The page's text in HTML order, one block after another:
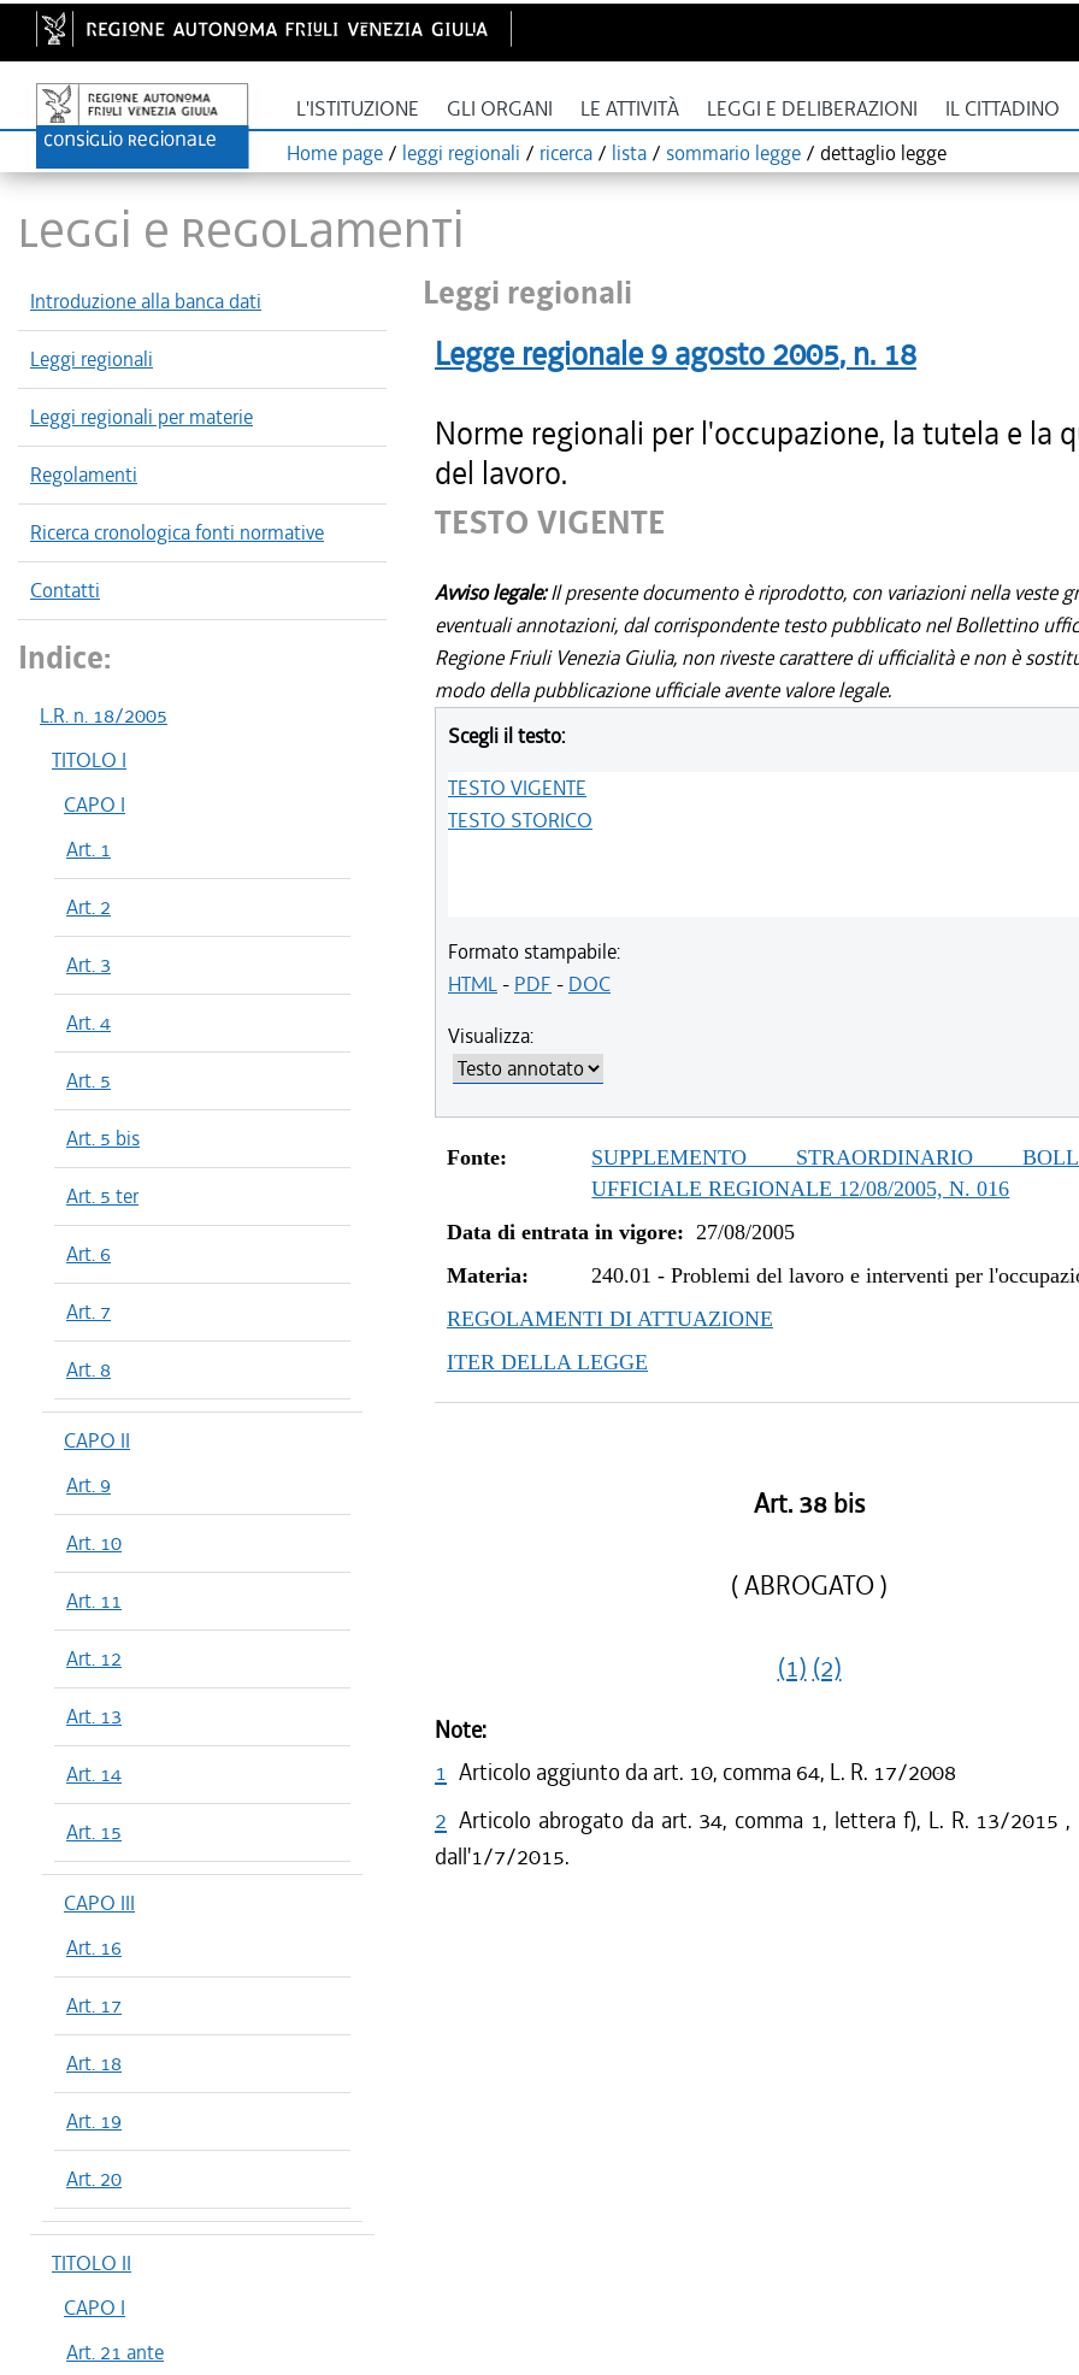
L'ISTITUZIONE GLI ORGANI LE ATTIVITÀ LEGGI E DELIBERAZIONI IL CITTADINO
Home page / leggi regionali / ricerca / lista / sommario legge / dettaglio legge
LEGGI E REGOLAMENTI
Introduzione alla banca dati
Leggi regionali
Leggi regionali per materie
Regolamenti
Ricerca cronologica fonti normative
Contatti
Indice:
L.R. n. 18/2005
TITOLO I
CAPO I
Art. 1
Art. 2
Art. 3
Art. 4
Art. 5
Art. 5 bis
Art. 5 ter
Art. 6
Art. 7
Art. 8
CAPO II
Art. 9
Art. 10
Art. 11
Art. 12
Art. 13
Art. 14
Art. 15
CAPO III
Art. 16
Art. 17
Art. 18
Art. 19
Art. 20
TITOLO II
CAPO I
Art. 21 ante
Leggi regionali
Legge regionale 9 agosto 2005, n. 18
Norme regionali per l'occupazione, la tutela e la
del lavoro.
TESTO VIGENTE
Avviso legale:Il presente documento è riprodotto, con variazioni nella veste
eventuali annotazioni, dal corrispondente testo pubblicato nel Bollettino
Regione Friuli Venezia Giulia, non riveste carattere di ufficialità e non è
modo della pubblicazione ufficiale avente valore legale.
Scegli il testo:
TESTO VIGENTE
TESTO STORICO
Formato stampabile:
HTML- PDF - DOC
Visualizza:
Fonte:
SUPPLEMENTO STRAORDINARIO
UFFICIALE REGIONALE 12/08/2005, N. 016
Data di entrata in vigore: 27/08/2005
Materia:
240.01 -Problemi del lavoro e interventi per
REGOLAMENTI DI ATTUAZIONE
ITER DELLA LEGGE
Art. 38 bis
( ABROGATO )
(1) (2)
Note:
1 Articolo aggiunto da art. 10, comma 64, L. R. 17/2008
2 Articolo abrogato da art. 34, comma 1, lettera f), L. R. 13/2015
dall'1/7/2015.